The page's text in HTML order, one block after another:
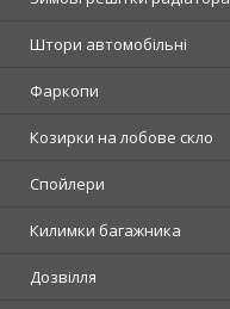
Штори автомобільні
Фаркопи
Козирки на лобове скло
Спойлери
Килимки багажника
Дозвілля